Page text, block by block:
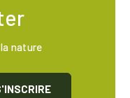
nature